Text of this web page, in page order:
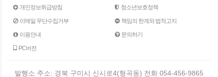
개인정보취급방침
청소년보호정책
이메일 무단수집거부
책임의 한계와 법적고지
이용안내
문의하기
PC버전
발행소 주소: 경북 구미시 신시로4(형곡동) 전화 054-456-9865